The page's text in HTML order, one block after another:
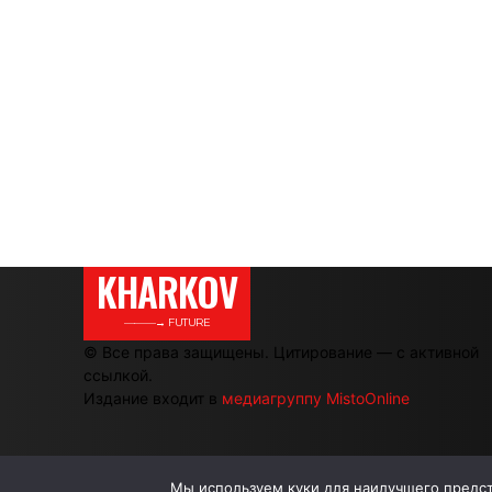
KHARKOV
———→ FUTURE
© Все права защищены. Цитирование — с активной
ссылкой.
Издание входит в медиагруппу MistoOnline
Мы используем куки для наилучшего